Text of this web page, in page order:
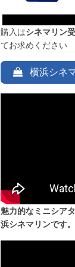
購入はシネマリン
てお求めください
横浜シネ
魅力的なミニシア
浜シネマリンです。